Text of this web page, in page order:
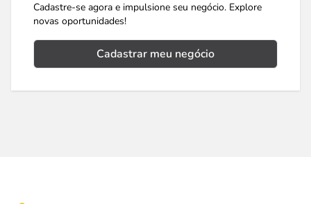
Cadastre-se agora e impulsione seu negócio. Explore
novas oportunidades!
Cadastrar meu negócio